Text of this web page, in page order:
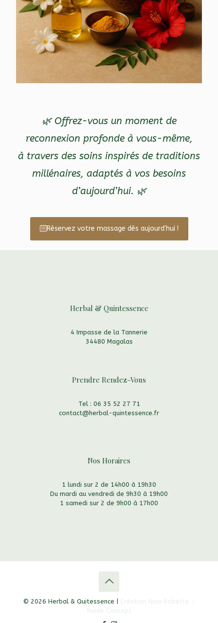
🌿Offrez-vous un moment de
reconnexion profonde à vous-même,
à travers des soins inspirés de traditions
millénaires, adaptés à vos besoins
d’aujourd’hui. 🌿
Réservez votre massage dès aujourd'hui !
Herbal & Quintessence
4 Impasse de la Tannerie
34480 Magalas
Prendre Rendez-Vous
Tel : 06 35 52 27 71
contact@herbal-quintessence.fr
Nos Horaires
1 lundi sur 2 de 14h00 à 19h30
Du mardi au vendredi de 9h30 à 19h00
1 samedi sur 2 de 9h00 à 17h00
© 2026 Herbal & Quitessence | Création Nina Robette -
Rweb Concept